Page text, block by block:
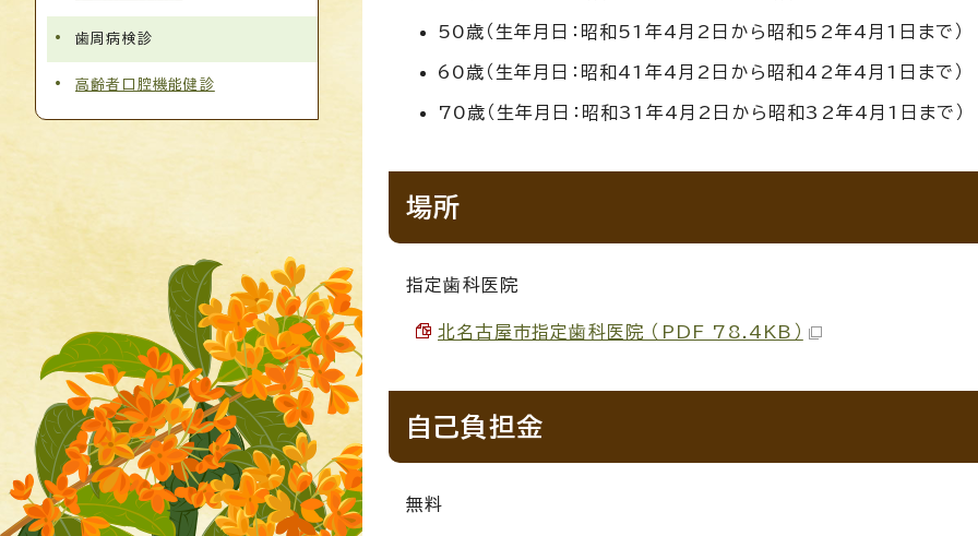
50歳（生年月日：昭和51年4月2日から昭和52年4月1日まで）
60歳（生年月日：昭和41年4月2日から昭和42年4月1日まで）
70歳（生年月日：昭和31年4月2日から昭和32年4月1日まで）
場所
指定歯科医院
北名古屋市指定歯科医院 （PDF 78.4KB）
自己負担金
無料
歯周病検診
高齢者口腔機能健診